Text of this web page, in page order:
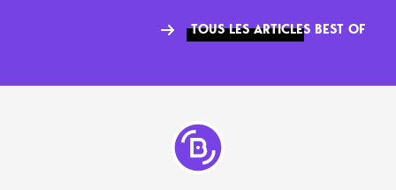
TOUS LES ARTICLES BEST OF